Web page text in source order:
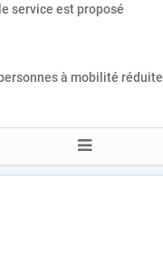
service est proposé
à mobilité réduite